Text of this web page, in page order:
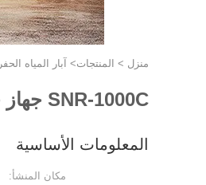
منزل > المنتجات> آبار المياه الحفر
SNR-1000C جهاز حفر آبار المياه سعة حفر الفتحة 500 مم عمق 1000 متر
المعلومات الأساسية
مكان المنشأ: